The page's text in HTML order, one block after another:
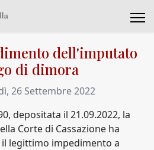
dell'imputato
di dimora
26 Settembre 2022
depositata il 21.09.2022, la
Corte di Cassazione ha
legittimo impedimento a